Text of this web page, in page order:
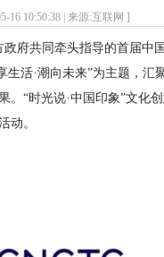
16 10:50:38 | 来源:互联网 ]
共同牵头指导的首届中
活·潮向未来”为主题，汇
“时光说·中国印象”文化
动。